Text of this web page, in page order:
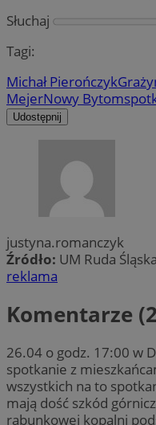
Słuchaj
Tagi:
Michał Pierończyk
MejerNowy Bytom
Udostępnij
justyna.romanczyk
Źródło: UM Ruda Śląska
reklama
Komentarze
26.04 o godz. 17:00 w
spotkanie z
wszystkich na to
mają dość szkód
rabunkowej kopalni